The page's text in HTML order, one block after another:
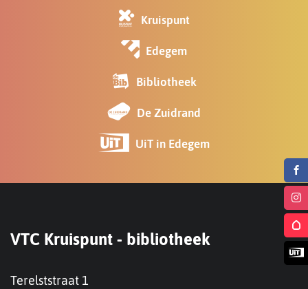
Volg
ons
op
Volg
ons
Volg
Kruispunt
Edegem
Bibliotheek
De Zuidrand
UiT in Edegem
Contact
Contact
VTC Kruispunt - bibliotheek
Adres
Terelststraat 1